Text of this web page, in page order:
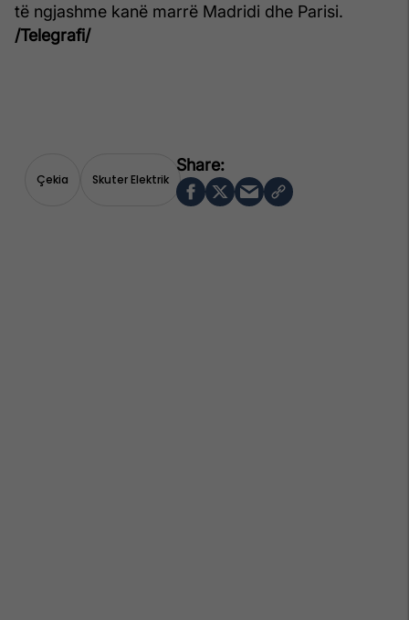
të ngjashme kanë marrë Madridi dhe Parisi.
/Telegrafi/
Çekia Skuter Elektrik